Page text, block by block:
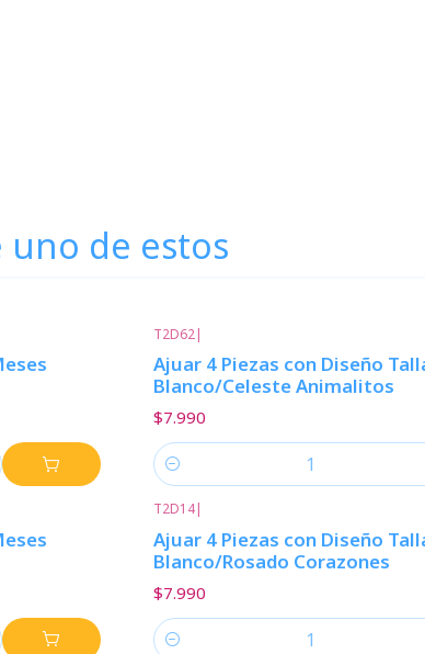
de estos
T2D62|
Ajuar 4 Piezas con Diseño
Blanco/Celeste Animalitos
$7.990
Cantidad
T2D14|
Ajuar 4 Piezas con Diseño
Blanco/Rosado Corazones
$7.990